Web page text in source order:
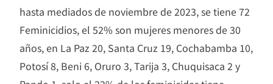
hasta mediados de noviembre de 2023, se tiene 72
Feminicidios, el 52% son mujeres menores de 30
años, en La Paz 20, Santa Cruz 19, Cochabamba 10,
Potosí 8, Beni 6, Oruro 3, Tarija 3, Chuquisaca 2 y